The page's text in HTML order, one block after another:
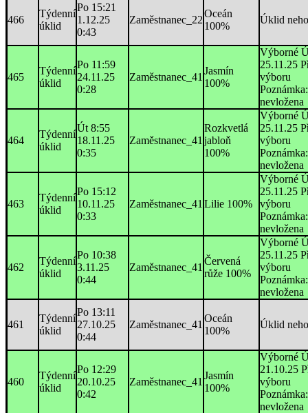
466
Týdenní
úklid
Po 15:21
1.12.25
0:43
Zaměstnanec_22
Oceán
100%
Úklid
465
Týdenní
úklid
Po 11:59
24.11.25
0:28
Zaměstnanec_41
Jasmín
100%
Výborné
25.11.25
výboru
Poznámka:
nevložena
464
Týdenní
úklid
Út 8:55
18.11.25
0:35
Zaměstnanec_41
Rozkvetlá
jabloň
100%
Výborné
25.11.25
výboru
Poznámka:
nevložena
463
Týdenní
úklid
Po 15:12
10.11.25
0:33
Zaměstnanec_41 Lilie 100%
Výborné
25.11.25
výboru
Poznámka:
nevložena
462
Týdenní
úklid
Po 10:38
3.11.25
0:44
Zaměstnanec_41
Červená
růže 100%
Výborné
25.11.25
výboru
Poznámka:
nevložena
461
Týdenní
úklid
Po 13:11
27.10.25
0:44
Zaměstnanec_41
Oceán
100%
Úklid
460
Týdenní
úklid
Po 12:29
20.10.25
0:42
Zaměstnanec_41
Jasmín
100%
Výborné
21.10.25
výboru
Poznámka:
nevložena